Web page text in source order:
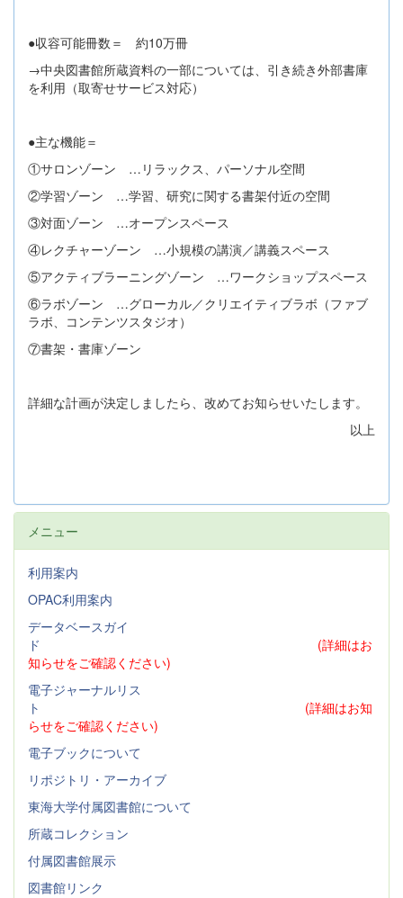
●収容可能冊数＝ 約10万冊
→中央図書館所蔵資料の一部については、引き続き外部書庫
を利用（取寄せサービス対応）
●主な機能＝
①サロンゾーン …リラックス、パーソナル空間
②学習ゾーン …学習、研究に関する書架付近の空間
③対面ゾーン …オープンスペース
④レクチャーゾーン …小規模の講演／講義スペース
⑤アクティブラーニングゾーン …ワークショップスペース
⑥ラボゾーン …グローカル／クリエイティブラボ（ファブ
ラボ、コンテンツスタジオ）
⑦書架・書庫ゾーン
詳細な計画が決定しましたら、改めてお知らせいたします。
以上
メニュー
利用案内
OPAC利用案内
データベースガイ
ド
(詳細はお
知らせをご確認ください)
電子ジャーナルリス
ト
(詳細はお知
らせをご確認ください)
電子ブックについて
リポジトリ・アーカイブ
東海大学付属図書館について
所蔵コレクション
付属図書館展示
図書館リンク